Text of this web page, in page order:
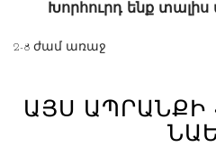
Խորհուրդ ենք
2-8 ժամ առաջ
ԱՅՍ ԱՊՐԱՆՔԻ